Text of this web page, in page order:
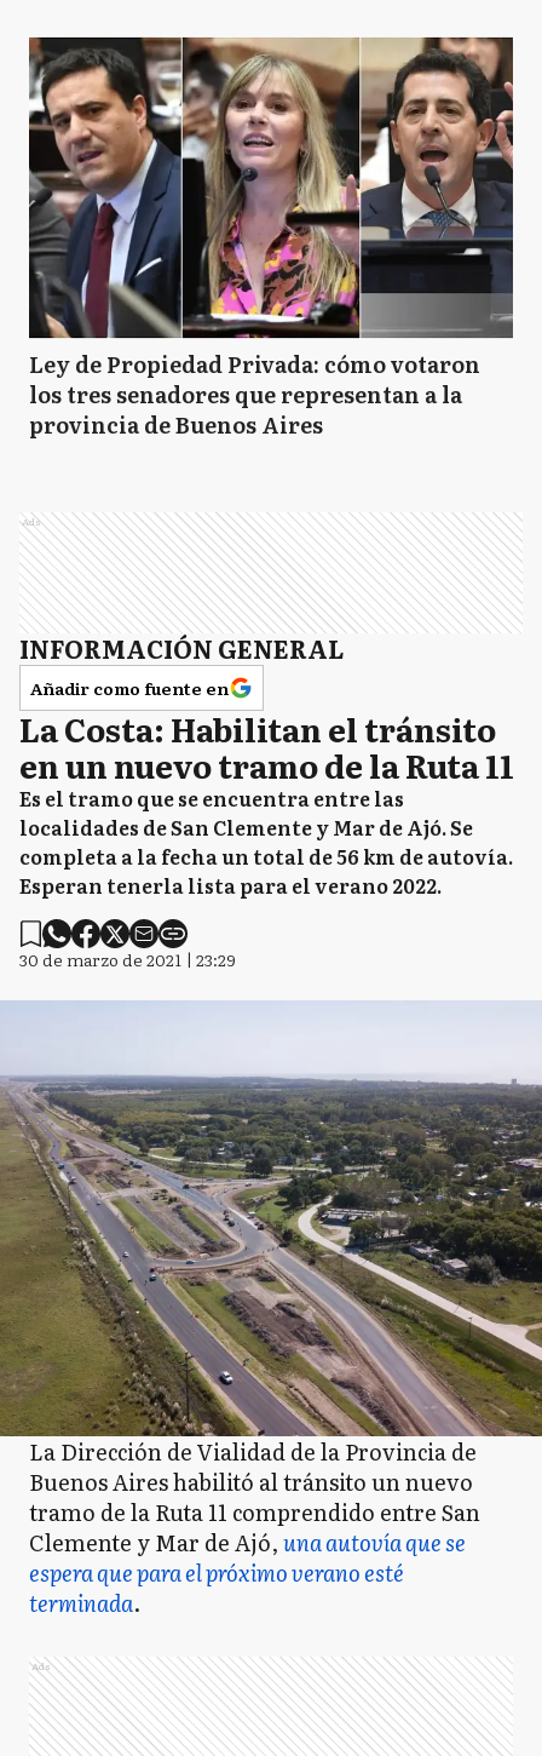
Ley de Propiedad Privada: cómo votaron
los tres senadores que representan a la
provincia de Buenos Aires
Ads
INFORMACIÓN GENERAL
Añadir como fuente en
La Costa: Habilitan el tránsito
en un nuevo tramo de la Ruta 11
Es el tramo que se encuentra entre las
localidades de San Clemente y Mar de Ajó. Se
completa a la fecha un total de 56 km de autovía.
Esperan tenerla lista para el verano 2022.
30 de marzo de 2021 | 23:29
La Dirección de Vialidad de la Provincia de
Buenos Aires habilitó al tránsito un nuevo
tramo de la Ruta 11 comprendido entre San
Clemente y Mar de Ajó,una autovía que se
espera que para el próximo verano esté
terminada.
Ads